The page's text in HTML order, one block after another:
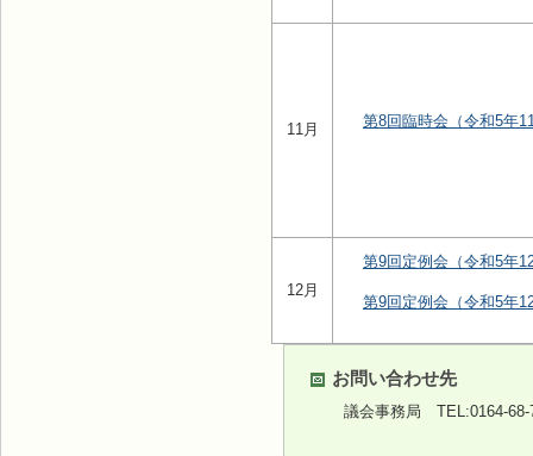
11月 第8回臨時会（令和5年
12月
第9回定例会（令和5年
第9回定例会（令和5年
お問い合わせ先
議会事務局 TEL:0164-